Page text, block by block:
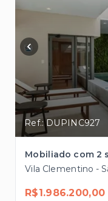
Ref.: DUPINC927
Vila Clementino -
R$1.986.200,00